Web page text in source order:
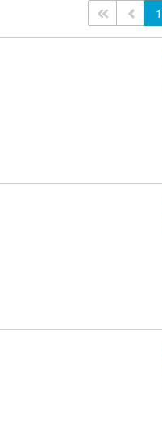
<< 1